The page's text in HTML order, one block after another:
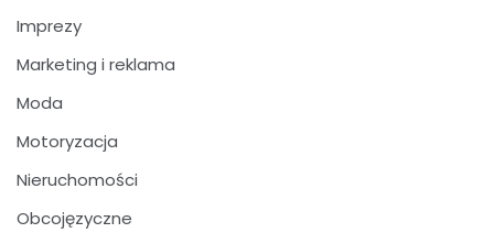
Imprezy
Marketing i reklama
Moda
Motoryzacja
Nieruchomości
Obcojęzyczne